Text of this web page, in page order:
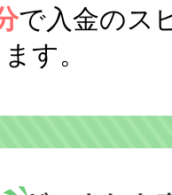
で入金のス
す。